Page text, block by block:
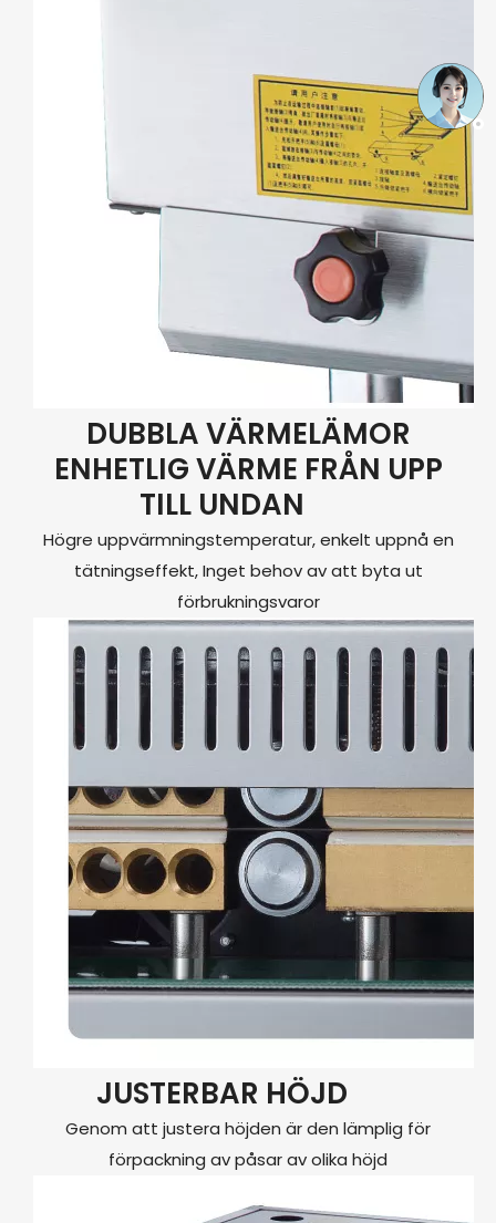
DUBBLA VÄRMELÄMOR
ENHETLIG VÄRME FRÅN UPP
TILL UNDAN
Högre uppvärmningstemperatur, enkelt uppnå en
tätningseffekt, Inget behov av att byta ut
förbrukningsvaror
JUSTERBAR HÖJD
Genom att justera höjden är den lämplig för
förpackning av påsar av olika höjd